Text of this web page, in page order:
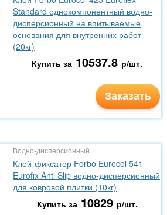
Standard однокомпонентный водно-
дисперсионный на впитываемые
основания для внутренних работ
(20кг)
Купить за 10537.8 р/шт.
Заказать
Водно-дисперсионный
Клей-фиксатор Forbo Eurocol 541
Eurofix Anti Slip водно-дисперсионный
для ковровой плитки (10кг)
Купить за 10829 р/шт.